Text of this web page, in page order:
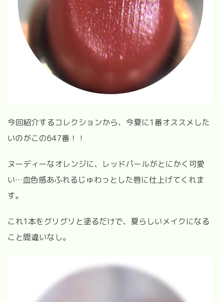
今回紹介するコレクションから、今夏に1 番オススメした
いのがこの647番！！
ヌーディーなオレンジに、レッドパールがとにかく可愛
い…血色感あふれるじゅわっとした唇に仕上げてくれま
す。
これ1本をグリグリと塗るだけで、夏らしいメイクになる
こと間違いなし。